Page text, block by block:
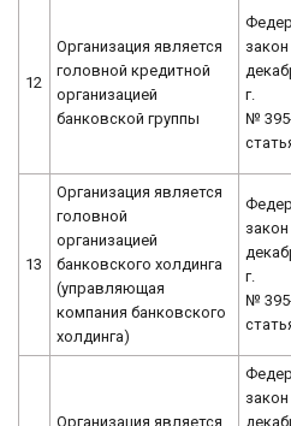
12
Организация является
головной кредитной
организацией
банковской группы
г.
№
13
Организация является
головной
организацией
банковского холдинга
(управляющая
компания банковского
холдинга)
г.
№
Организация является